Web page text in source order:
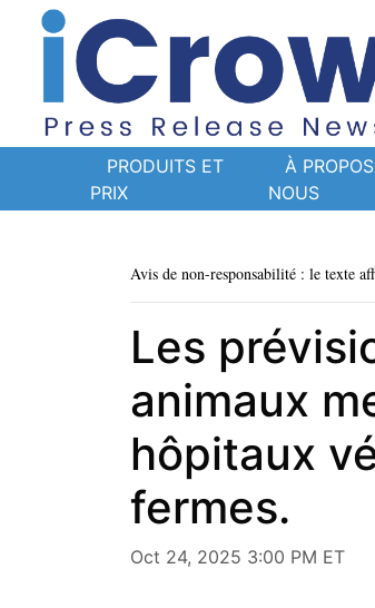
PRODUITS ET
PRIX
À
NOUS
Avis de non-responsabilité : le texte
Les
animaux
hôpitaux
fermes.
Oct 24, 2025 3:00 PM ET